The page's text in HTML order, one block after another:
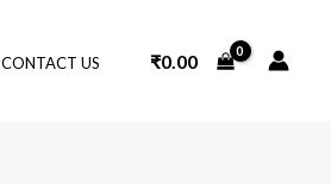
CONTACT US ₹0.00